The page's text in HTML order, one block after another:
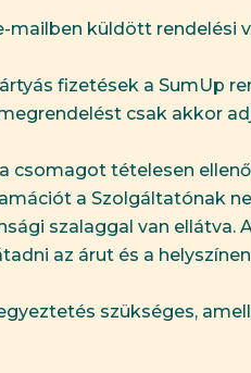
küldött rendelési
fizetések a SumUp
csak akkor
tételesen
a Szolgáltatónak
szalaggal van ellátva.
az árut és a
szükséges,